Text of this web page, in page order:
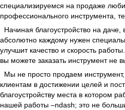
специализируемся на продаже
профессионального инструмента,
Начиная благоустройство на даче,
абсолютно каждому нужен
улучшит качество и скорость
вы можете заказать инструмент не
Мы не просто продаем
клиентам в достижении целей и
благоустройству места в котором
нашей работы –ndash; это не